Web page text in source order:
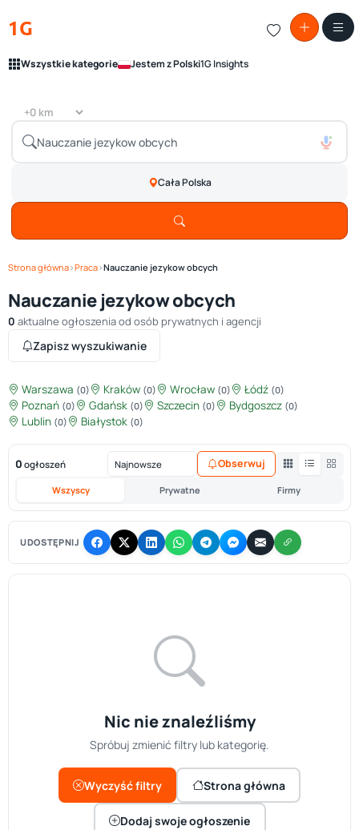
1G
Wszystkie kategorie Jestem z Polski1G Insights
Cała Polska
Strona główna›Praca›Nauczanie jezykow obcych
Nauczanie jezykow obcych
0 aktualne ogłoszenia od osób prywatnych i agencji
Zapisz wyszukiwanie
Warszawa (0) Kraków (0) Wrocław (0) Łódź (0)
Poznań (0) Gdańsk (0) Szczecin (0) Bydgoszcz (0)
Lublin (0) Białystok (0)
0 ogłoszeń
Wszyscy Prywatne Firmy
Obserwuj
UDOSTĘPNIJ
Nic nie znaleźliśmy
Spróbuj zmienić filtry lub kategorię.
Wyczyść filtry Strona główna
Dodaj swoje ogłoszenie